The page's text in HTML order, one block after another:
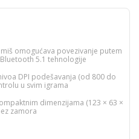
omogućava povezivanje putem
5.1 tehnologije
DPI podešavanja (od 800 do
u svim igrama
dimenzijama (123 × 63 ×
zamora